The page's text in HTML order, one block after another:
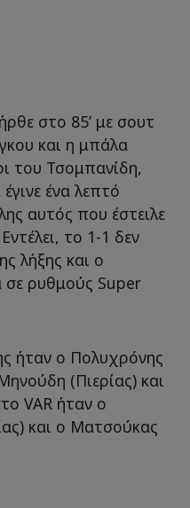
στο 85’ με σουτ
και η μπάλα
του Τσομπανίδη,
ένα λεπτό
αυτός που έστειλε
το 1-1 δεν
λήξης και ο
σε ρυθμούς Super
ήταν ο Πολυχρόνης
(Πιερίας) και
VAR ήταν ο
και ο Ματσούκας